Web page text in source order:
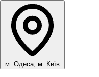
м. Одеса, м. Київ